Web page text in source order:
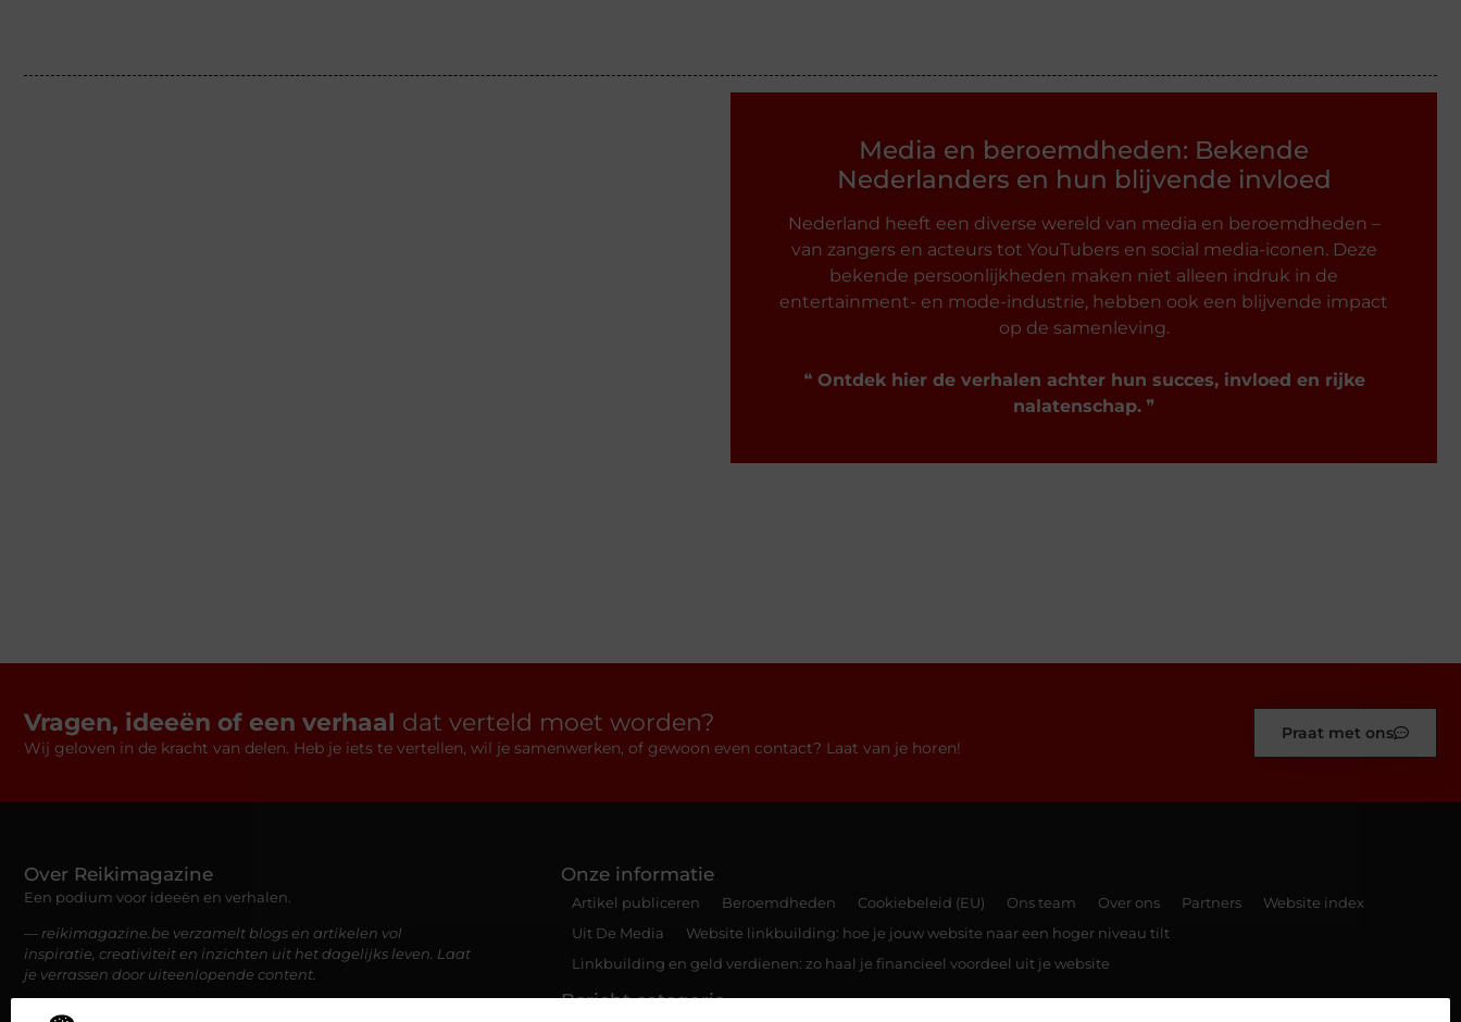
Media en beroemdheden: Bekende
Nederlanders en hun blijvende invloed
Nederland heeft een diverse wereld van media en beroemdheden –
van zangers en acteurs tot YouTubers en social media-iconen. Deze
bekende persoonlijkheden maken niet alleen indruk in de
entertainment- en mode-industrie, hebben ook een blijvende impact
op de samenleving.
❝ Ontdek hier de verhalen achter hun succes, invloed en rijke
nalatenschap.❞
Vragen, ideeën of een verhaal dat verteld moet worden?
Wij geloven in de kracht van delen. Heb je iets te vertellen, wil je samenwerken, of gewoon even contact? Laat van je horen!
Praat met ons
Over Reikimagazine
Een podium voor ideeën en verhalen.
— reikimagazine.be verzamelt blogs en artikelen vol
inspiratie, creativiteit en inzichten uit het dagelijks leven. Laat
je verrassen door uiteenlopende content.
Onze informatie
Artikel publiceren Beroemdheden Cookiebeleid (EU) Ons team Over ons Partners
Website index
Uit De Media
Website linkbuilding: hoe je jouw website naar een hoger niveau tilt
Linkbuilding en geld verdienen: zo haal je financieel voordeel uit je website
Bericht categorie